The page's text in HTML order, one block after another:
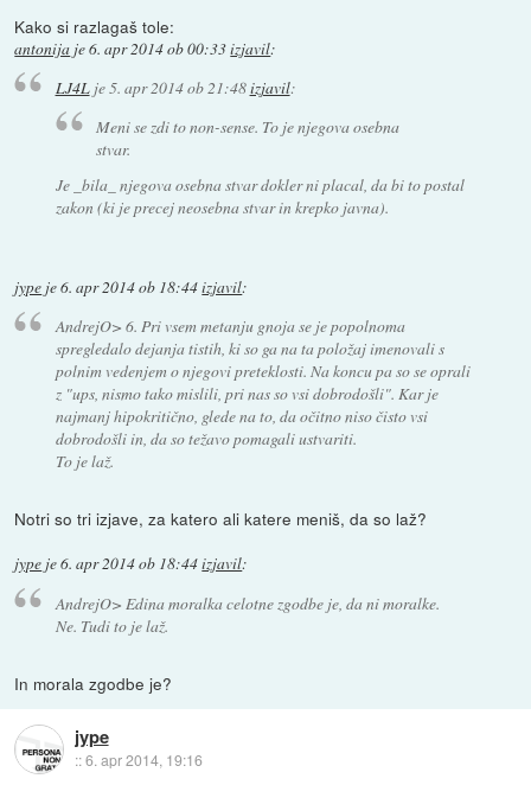
Kako si razlagaš tole:
antonija je6. apr 2014 ob 00:33izjavil:
LJ4Lje5. apr 2014 ob 21:48izjavil:
Meni se zdi to non-sense. To je njegova osebna
stvar.
Je _bila_ njegova osebna stvar dokler ni placal, da bi to postal
zakon (ki je precej neosebna stvar in krepko javna).
jype je6. apr 2014 ob 18:44izjavil:
AndrejO> 6. Pri vsem metanju gnoja se je popolnoma
spregledalo dejanja tistih, ki so ga na ta položaj imenovali s
polnim vedenjem o njegovi preteklosti. Na koncu pa so se oprali
z "ups, nismo tako mislili, pri nas so vsi dobrodošli". Kar je
najmanj hipokritično, glede na to, da očitno niso čisto vsi
dobrodošli in, da so težavo pomagali ustvariti.
To je laž.
Notri so tri izjave, za katero ali katere meniš, da so laž?
jype je6. apr 2014 ob 18:44izjavil:
AndrejO> Edina moralka celotne zgodbe je, da ni moralke.
Ne. Tudi to je laž.
In morala zgodbe je?
jype
::6. apr 2014, 19:16